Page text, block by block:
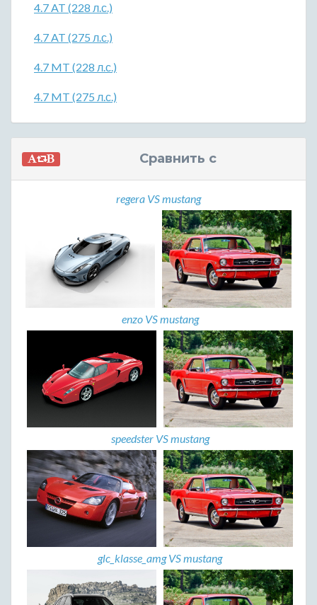
4.7 AT (228 л.с.)
4.7 AT (275 л.с.)
4.7 MT (228 л.с.)
4.7 MT (275 л.с.)
Сравнить с
regera VS mustang
enzo VS mustang
speedster VS mustang
glc_klasse_amg VS mustang